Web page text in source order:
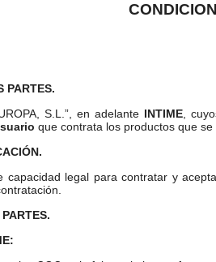
PARTES.
S.L.”, en adelante INTIME ,
que contrata los productos que
capacidad legal para contratar y